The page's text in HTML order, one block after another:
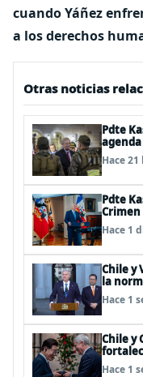
cuando Yáñez
a los derechos
Otras noticias
Pdte
agenda
Hace 21
Pdte
Crimen
Hace 1
Chile y
la
Hace 1
Chile y
Hace 1